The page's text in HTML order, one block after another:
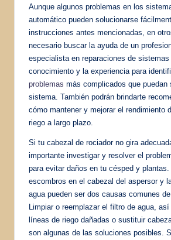
Aunque algunos problemas en los
automático pueden solucionarse
instrucciones antes mencionadas, en
necesario buscar la ayuda de un
especialista en reparaciones de sistemas
conocimiento y la experiencia para
problemas más complicados que puedan
sistema. También podrán brindarte
cómo mantener y mejorar el rendimiento
riego a largo plazo.
Si tu cabezal de rociador no gira
importante investigar y resolver el
para evitar daños en tu césped y
escombros en el cabezal del aspersor y
agua pueden ser dos causas comunes
Limpiar o reemplazar el filtro de agua,
líneas de riego dañadas o sustituir
son algunas de las soluciones posibles.